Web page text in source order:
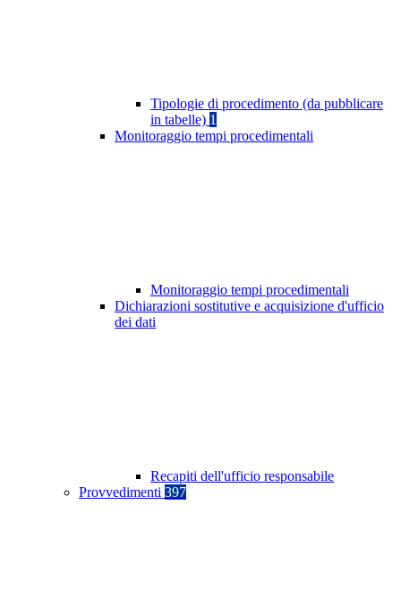
Tipologie di procedimento (da pubblicare
in tabelle) 1
Monitoraggio tempi procedimentali
Monitoraggio tempi procedimentali
Dichiarazioni sostitutive e acquisizione d'ufficio
dei dati
Recapiti dell'ufficio responsabile
Provvedimenti 397